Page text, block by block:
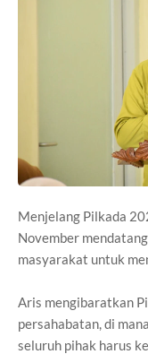
Menjelang Pilkada
November
masyarakat untuk
Aris mengibaratkan
persahabatan, di
seluruh pihak harus